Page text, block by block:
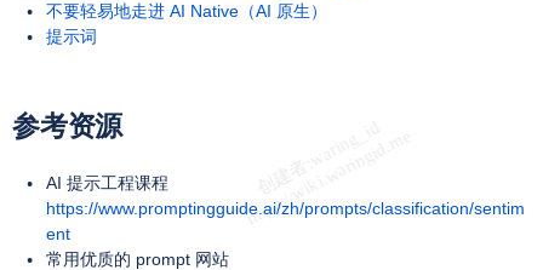
不要轻易地走进 AI Native（AI 原生）
提示词
参考资源
AI 提示工程课程
https://www.promptingguide.ai/zh/prompts/classification/sentim
ent
常用优质的 prompt 网站